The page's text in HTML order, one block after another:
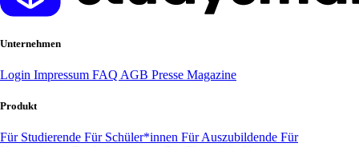
Unternehmen
Login Impressum FAQ AGB Presse Magazine
Produkt
Für Studierende Für Schüler*innen Für Auszubildende Für